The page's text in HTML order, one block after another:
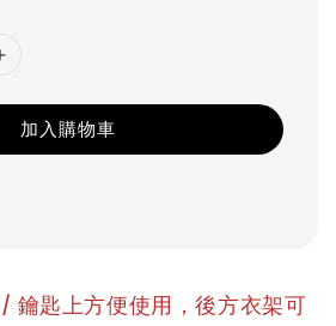
加入購物車
鑰匙上方便使用，後方衣架可